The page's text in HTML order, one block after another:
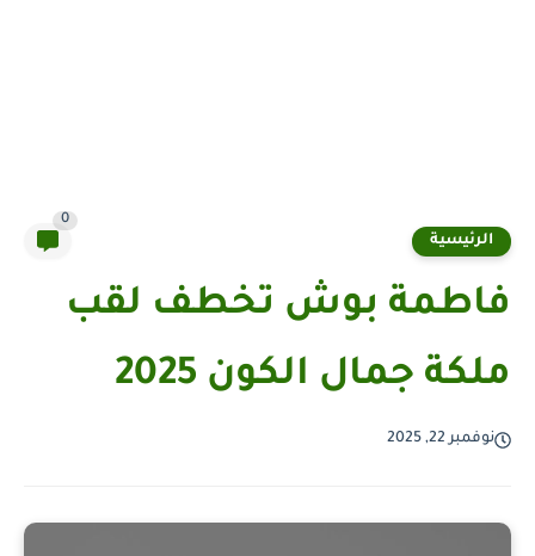
الرئيسية
0
فاطمة بوش تخطف لقب
ملكة جمال الكون 2025
نوفمبر 22, 2025